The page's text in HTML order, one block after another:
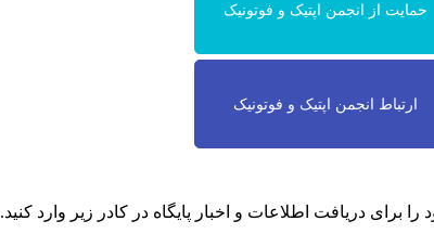
حمایت از انجمن اپتیک و فوتونیک
ارتباط انجمن اپتیک و فوتونیک
برای دریافت اطلاعات و اخبار پایگاه در کادر زیر وارد کنید.